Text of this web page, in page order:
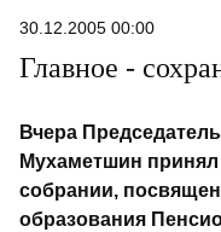
30.12.2005 00:00
Главное -
Вчера
Мухаметшин принял
собрании,
образования